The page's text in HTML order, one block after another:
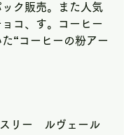
ク販売。また人気
コ、す。コーヒー
“コーヒーの粉アー
リー　ルヴェール